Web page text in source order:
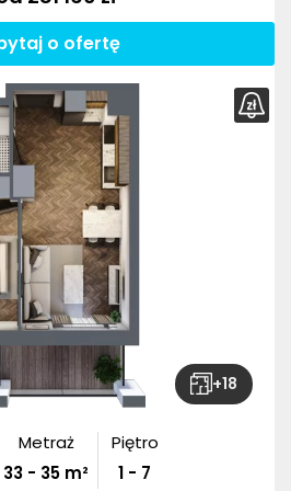
o ofertę
+18
Metraż
33 - 35 m²
Piętro
1 - 7